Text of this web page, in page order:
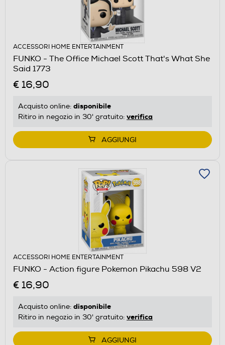
ACCESSORI HOME ENTERTAINMENT
FUNKO - The Office Michael Scott That's What She
Said 1773
€ 16,90
Acquisto online: disponibile
Ritiro in negozio in 30' gratuito: verifica
AGGIUNGI
ACCESSORI HOME ENTERTAINMENT
FUNKO - Action figure Pokemon Pikachu 598 V2
€ 16,90
Acquisto online: disponibile
Ritiro in negozio in 30' gratuito: verifica
AGGIUNGI